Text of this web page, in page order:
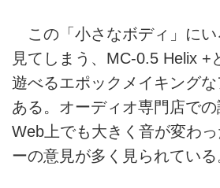
この「小さなボディ」にい
見てしまう、MC-0.5 Helix +
遊べるエポックメイキング
ある。オーディオ専門店での
Web上でも大きく音が変わ
ーの意見が多く見られている